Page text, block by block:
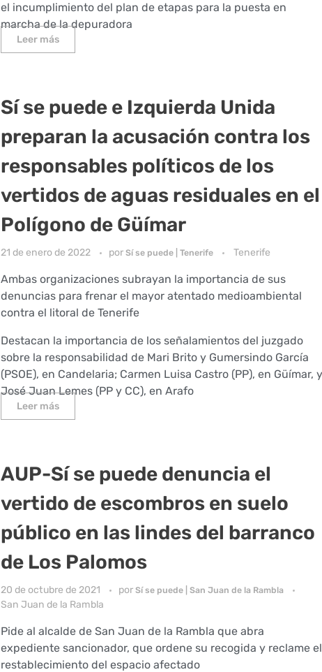
el incumplimiento del plan de etapas para la puesta en
marcha de la depuradora
Leer más
Sí se puede e Izquierda Unida
preparan la acusación contra los
responsables políticos de los
vertidos de aguas residuales en el
Polígono de Güímar
21 de enero de 2022 por Sí se puede | Tenerife Tenerife
Ambas organizaciones subrayan la importancia de sus
denuncias para frenar el mayor atentado medioambiental
contra el litoral de Tenerife
Destacan la importancia de los señalamientos del juzgado
sobre la responsabilidad de Mari Brito y Gumersindo García
(PSOE), en Candelaria; Carmen Luisa Castro (PP), en Güímar, y
José Juan Lemes (PP y CC), en Arafo
Leer más
AUP-Sí se puede denuncia el
vertido de escombros en suelo
público en las lindes del barranco
de Los Palomos
20 de octubre de 2021 por Sí se puede | San Juan de la Rambla
San Juan de la Rambla
Pide al alcalde de San Juan de la Rambla que abra
expediente sancionador, que ordene su recogida y reclame el
restablecimiento del espacio afectado